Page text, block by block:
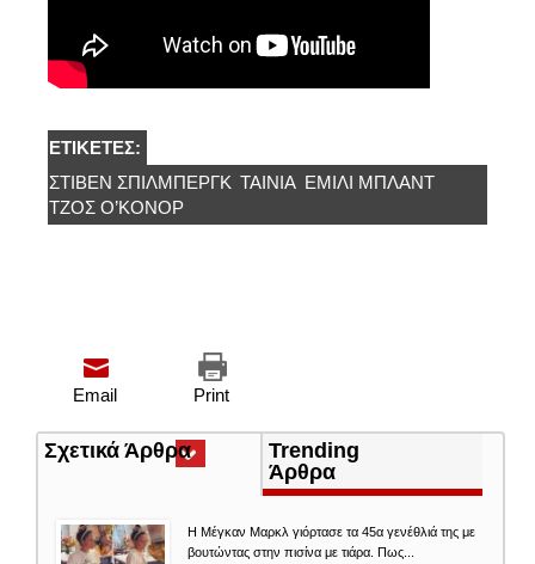
ΕΤΙΚΈΤΕΣ:
ΣΤΊΒΕΝ ΣΠΊΛΜΠΕΡΓΚ ΤΑΙΝΙΑ ΈΜΙΛΙ ΜΠΛΑΝΤ
ΤΖΟΣ Ο’ΚΌΝΟΡ
Print
Email
Σχετικά Άρθρα(ενεργή
καρτέλα)
Trending
Άρθρα
Η Μέγκαν Μαρκλ γιόρτασε τα 45α γενέθλιά της με
βουτώντας στην πισίνα με τιάρα. Πως...